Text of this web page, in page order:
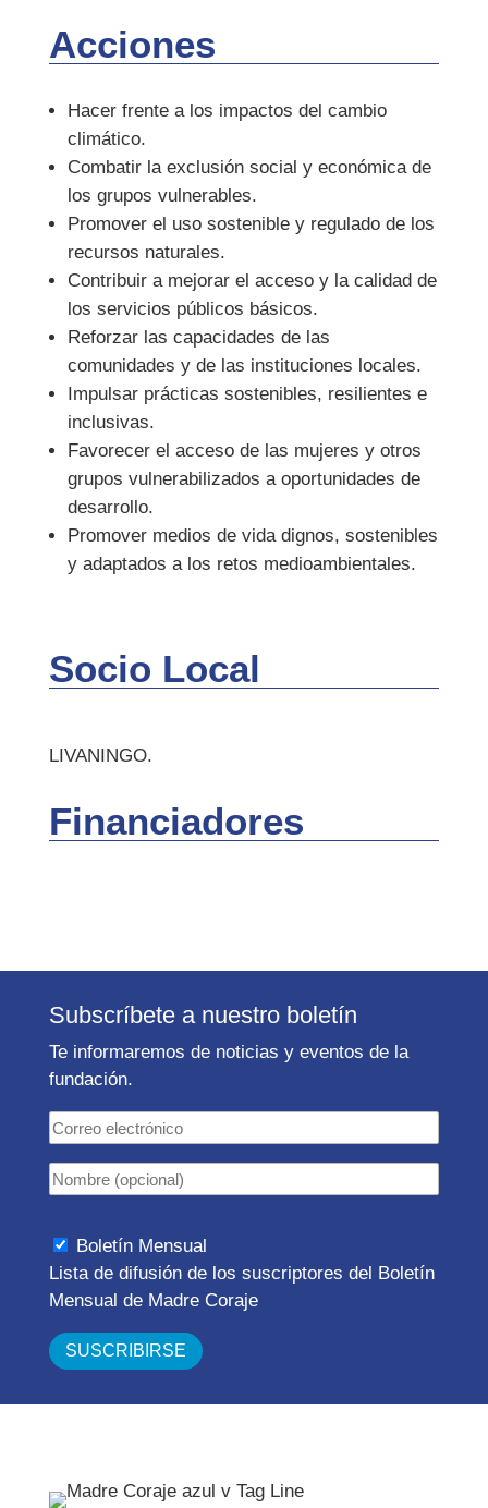
Acciones
Hacer frente a los impactos del cambio
climático.
Combatir la exclusión social y económica de
los grupos vulnerables.
Promover el uso sostenible y regulado de los
recursos naturales.
Contribuir a mejorar el acceso y la calidad de
los servicios públicos básicos.
Reforzar las capacidades de las
comunidades y de las instituciones locales.
Impulsar prácticas sostenibles, resilientes e
inclusivas.
Favorecer el acceso de las mujeres y otros
grupos vulnerabilizados a oportunidades de
desarrollo.
Promover medios de vida dignos, sostenibles
y adaptados a los retos medioambientales.
Socio Local
LIVANINGO.
Financiadores
Subscríbete a nuestro boletín
Te informaremos de noticias y eventos de la
fundación.
Boletín Mensual
Lista de difusión de los suscriptores del Boletín
Mensual de Madre Coraje